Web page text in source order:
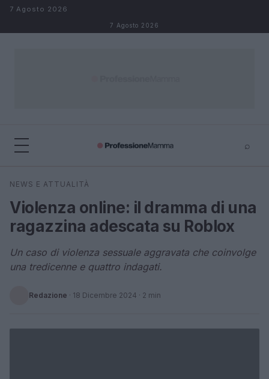
Salta al contenuto
7 Agosto 2026
7 Agosto 2026
⌕
Cerca
NEWS E ATTUALITÀ
Violenza online: il dramma di una
ragazzina adescata su Roblox
Un caso di violenza sessuale aggravata che coinvolge
una tredicenne e quattro indagati.
Redazione · 18 Dicembre 2024 · 2 min